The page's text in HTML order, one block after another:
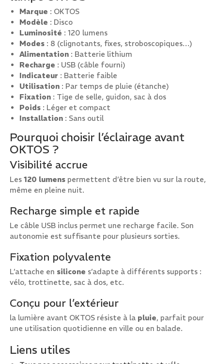
Marque : OKTOS
Modèle : Disco
Luminosité : 120 lumens
Modes : 8 (clignotants, fixes, stroboscopiques…)
Alimentation : Batterie lithium
Recharge : USB (câble fourni)
Indicateur : Batterie faible
Utilisation : Par temps de pluie (étanche)
Fixation : Tige de selle, guidon, sac à dos
Poids : Léger et compact
Installation : Sans outil
Pourquoi choisir l’éclairage avant
OKTOS ?
Visibilité accrue
Les 120 lumens permettent d’être bien vu sur la route,
même en pleine nuit.
Recharge simple et rapide
Le câble USB inclus permet une recharge facile. Son
autonomie est suffisante pour plusieurs sorties.
Fixation polyvalente
L’attache en silicone s’adapte à différents supports :
vélo, trottinette, sac à dos, etc.
Conçu pour l’extérieur
la lumière avant OKTOS résiste à la pluie, parfait pour
une utilisation quotidienne en ville ou en balade.
Liens utiles